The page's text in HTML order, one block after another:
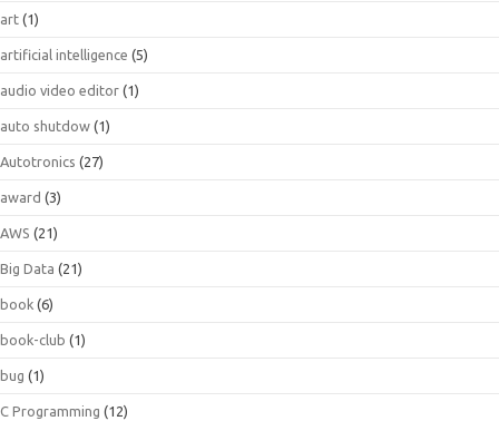
art (1)
artificial intelligence (5)
audio video editor (1)
auto shutdow (1)
Autotronics (27)
award (3)
AWS (21)
Big Data (21)
book (6)
book-club (1)
bug (1)
C Programming (12)